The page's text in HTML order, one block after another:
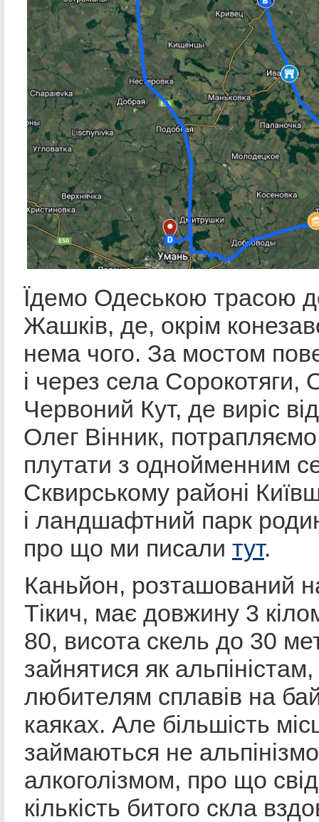
Їдемо Одеською трасою
Жашків, де, окрім
нема чого. За мостом
і через села Сорокотяги,
Червоний Кут, де виріс
Олег Вінник,
плутати з однойменним
Сквирському районі
і ландшафтний парк
про що ми писали тут.
Каньйон, розташований
Тікич, має довжину 3
80, висота скель до 30
зайнятися як альпіністам,
любителям сплавів на
каяках. Але більшість
займаються не
алкоголізмом, про що
кількість битого скла